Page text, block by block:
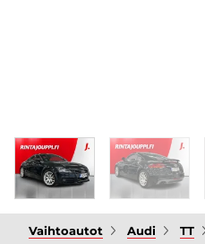
Vaihtoautot Audi TT